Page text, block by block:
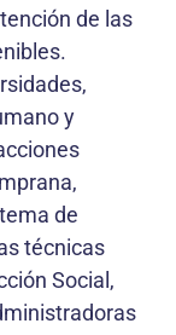
de las
y
de
técnicas
Social,